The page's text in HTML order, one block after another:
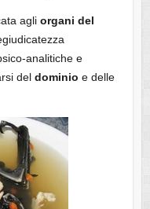
agli organi del
analitiche e
del dominio e delle